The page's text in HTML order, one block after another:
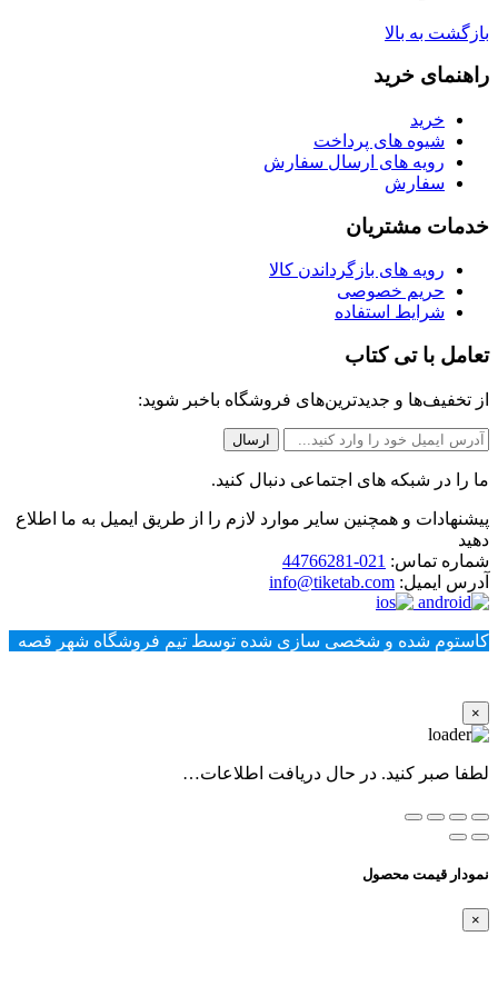
بازگشت به بالا
راهنمای خرید
خرید
شیوه های پرداخت
رویه های ارسال سفارش
سفارش
خدمات مشتریان
رویه های بازگرداندن کالا
حریم خصوصی
شرایط استفاده
تعامل با تی کتاب
از تخفیف‌ها و جدیدترین‌های فروشگاه باخبر شوید:
ما را در شبکه های اجتماعی دنبال کنید.
پیشنهادات و همچنین سایر موارد لازم را از طریق ایمیل به ما اطلاع
دهید
شماره تماس: 021-44766281
آدرس ایمیل: info@tiketab.com
کاستوم شده و شخصی سازی شده توسط تیم فروشگاه شهر قصه
×
لطفا صبر کنید. در حال دریافت اطلاعات…
نمودار قیمت محصول
×